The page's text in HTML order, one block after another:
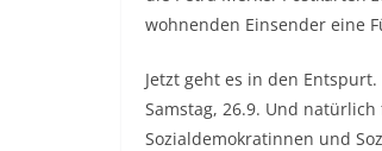
wohnenden Einsender eine
Jetzt geht es in den
Samstag, 26.9. Und
Sozialdemokratinnen und